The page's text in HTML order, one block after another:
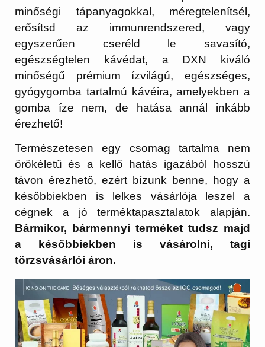
minőségi tápanyagokkal, méregtelenítsél,
erősítsd az immunrendszered, vagy
egyszerűen cseréld le savasító,
egészségtelen kávédat, a DXN kiváló
minőségű prémium ízvilágú, egészséges,
gyógygomba tartalmú kávéira, amelyekben a
gomba íze nem, de hatása annál inkább
érezhető!
Természetesen egy csomag tartalma nem
örökéletű és a kellő hatás igazából hosszú
távon érezhető, ezért bízunk benne, hogy a
későbbiekben is lelkes vásárlója leszel a
cégnek a jó terméktapasztalatok alapján.
Bármikor, bármennyi terméket tudsz majd
a későbbiekben is vásárolni, tagi
törzsvásárlói áron.